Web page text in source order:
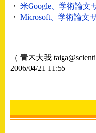
・ 米Google、学術論文
・ Microsoft、学術論文
（ 青木大我
2006/04/21 11:55